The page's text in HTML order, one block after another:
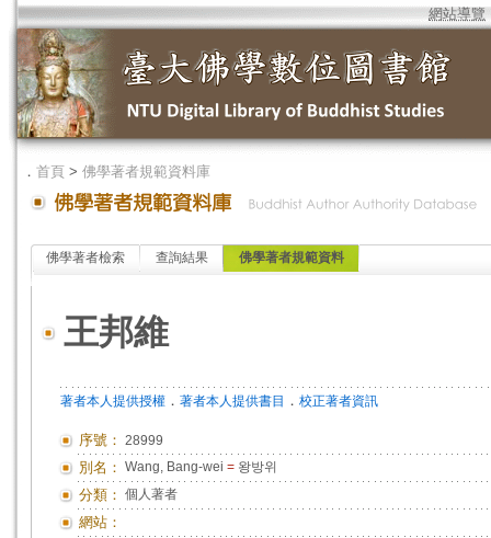
網站導覽
． 首頁 > 佛學著者規範資料庫
佛學著者檢索 查詢結果 佛學著者規範資料
王邦維
著者本人提供授權 ． 著者本人提供書目 ． 校正著者資訊
序號： 28999
別名： Wang, Bang-wei = 왕방위
分類： 個人著者
網站：